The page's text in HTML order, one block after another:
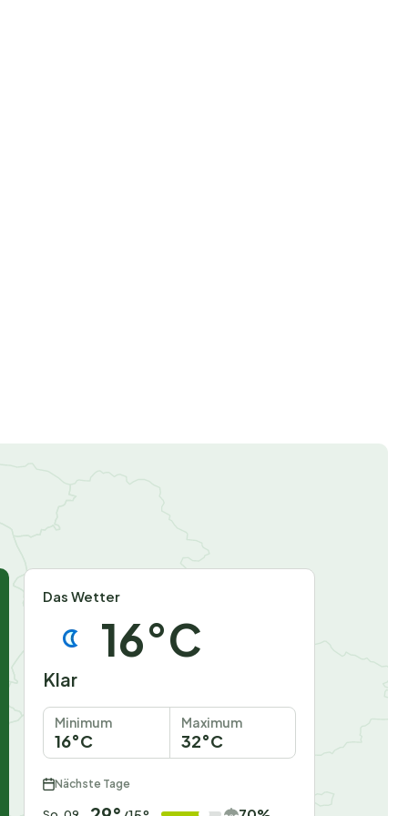
Das Wetter
16°C
Klar
Minimum
16°C
Maximum
32°C
Nächste Tage